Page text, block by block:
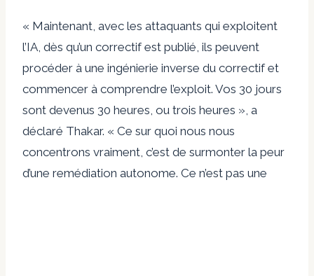
« Maintenant, avec les attaquants qui exploitent
l’IA, dès qu’un correctif est publié, ils peuvent
procéder à une ingénierie inverse du correctif et
commencer à comprendre l’exploit. Vos 30 jours
sont devenus 30 heures, ou trois heures », a
déclaré Thakar. « Ce sur quoi nous nous
concentrons vraiment, c’est de surmonter la peur
d’une remédiation autonome. Ce n’est pas une